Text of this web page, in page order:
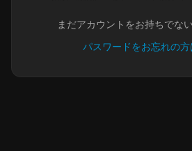
まだアカウントをお持ちでな
パスワードをお忘れの方